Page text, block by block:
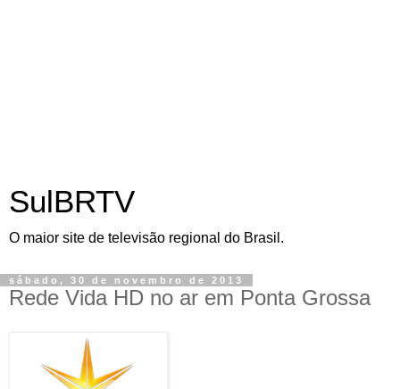
SulBRTV
O maior site de televisão regional do Brasil.
sábado, 30 de novembro de 2013
Rede Vida HD no ar em Ponta Grossa